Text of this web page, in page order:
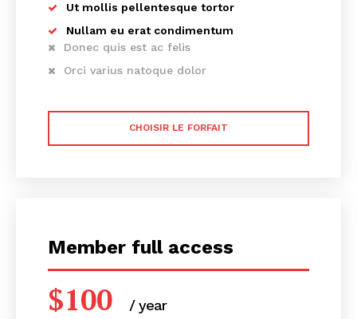
Ut mollis pellentesque tortor
Nullam eu erat condimentum
Donec quis est ac felis
Orci varius natoque dolor
CHOISIR LE FORFAIT
Member full access
$100 / yearplaceholder text